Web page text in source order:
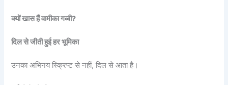
क्यों खास हैं वामीका गब्बी?
दिल से जीती हुई हर भूमिका
उनका अभिनय स्क्रिप्ट से नहीं, दिल से आता है।